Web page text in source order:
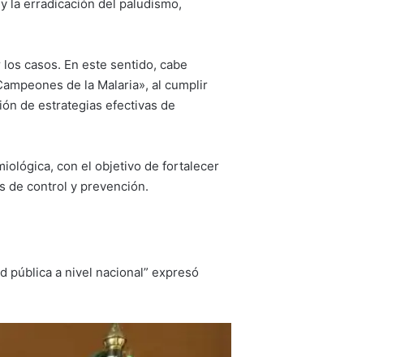
la erradicación del paludismo,
casos. En este sentido, cabe
de la Malaria», al cumplir
de estrategias efectivas de
con el objetivo de fortalecer
de control y prevención.
pública a nivel nacional” expresó